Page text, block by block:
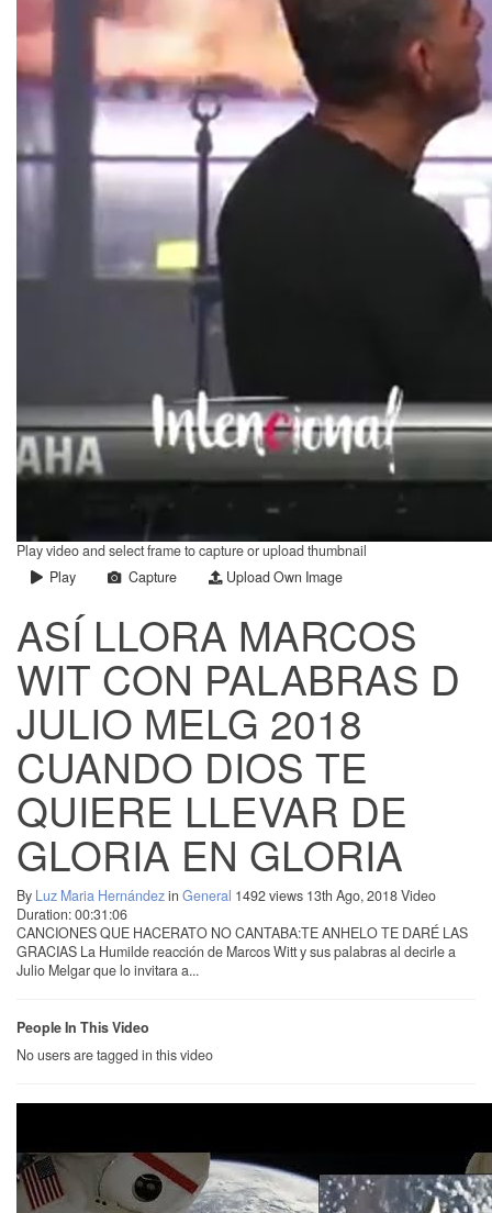
Play video and select frame to capture or upload thumbnail
Play
Capture Upload Own Image
ASÍ LLORA MARCOS
WIT CON PALABRAS D
JULIO MELG 2018
CUANDO DIOS TE
QUIERE LLEVAR DE
GLORIA EN GLORIA
By Luz Maria Hernándezin General 1492 views 13th Ago, 2018Video
Duration: 00:31:06
CANCIONES QUE HACERATO NO CANTABA:TE ANHELO TE DARÉ LAS
GRACIAS La Humilde reacción de Marcos Witt y sus palabras al decirle a
Julio Melgar que lo invitara a...
People In This Video
No users are tagged in this video